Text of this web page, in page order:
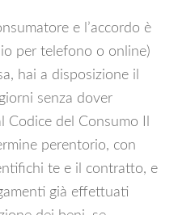
e l’accordo è
per telefono o online)
hai a disposizione il
senza dover
del Consumo Il
perentorio, con
te e il contratto, e
già effettuati